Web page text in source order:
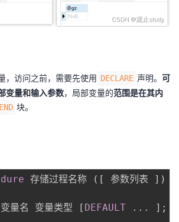
，访问之前，需要先使用 DECLARE 声明。 可
变量和输入参数，局部变量的范围是在其内
块。
存储过程名称 ( [ 参数列表 ] )
变量名 变量类型 [ DEFAULT . . . ] ;